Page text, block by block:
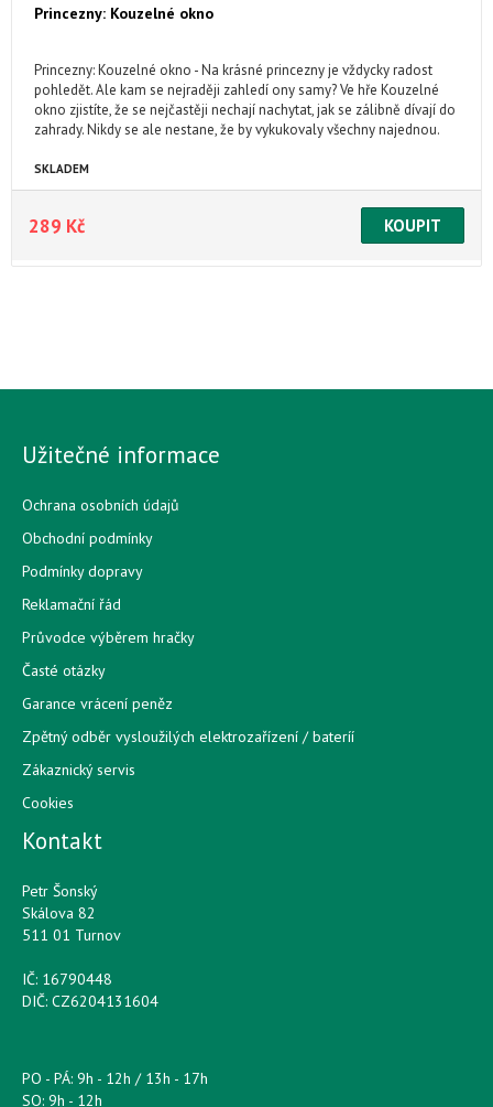
Princezny: Kouzelné okno
Princezny: Kouzelné okno - Na krásné princezny je vždycky radost
pohledět. Ale kam se nejraději zahledí ony samy? Ve hře Kouzelné
okno zjistíte, že se nejčastěji nechají nachytat, jak se zálibně dívají do
zahrady. Nikdy se ale nestane, že by vykukovaly všechny najednou.
SKLADEM
289 Kč
Užitečné informace
Ochrana osobních údajů
Obchodní podmínky
Podmínky dopravy
Reklamační řád
Průvodce výběrem hračky
Časté otázky
Garance vrácení peněz
Zpětný odběr vysloužilých elektrozařízení / bateríí
Zákaznický servis
Cookies
Kontakt
Petr Šonský
Skálova 82
511 01 Turnov
IČ: 16790448
DIČ: CZ6204131604
PO - PÁ: 9h - 12h / 13h - 17h
SO: 9h - 12h